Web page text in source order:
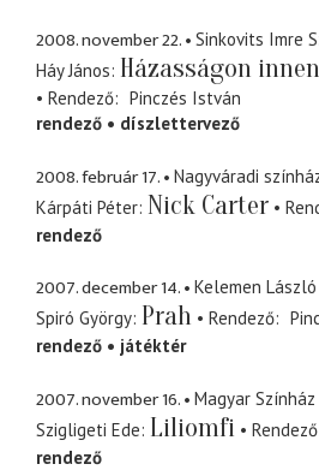
2008. november 22.
Sinkovits Imre
Háy János Házasságon
Rendező
Pinczés István
rendező
díszlettervező
2008. február 17.
Nagyváradi
Kárpáti Péter Nick Carter
rendező
2007. december 14.
Kelemen
Spiró György Prah Rendező
rendező
játéktér
2007. november 16.
Magyar Színház
Szigligeti Ede Liliomfi Rendező
rendező